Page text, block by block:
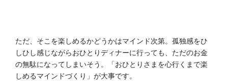
ただ、そこを楽しめるかどうかはマインド次第。孤独感をひ
しひし感じながらおひとりディナーに行っても、ただのお金
の無駄になってしまいそう。「おひとりさまを心行くまで楽
しめるマインドづくり」が大事です。